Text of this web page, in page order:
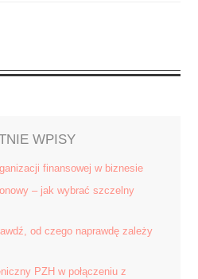
WPISY
finansowej w biznesie
– jak wybrać szczelny
od czego naprawdę zależy
PZH w połączeniu z